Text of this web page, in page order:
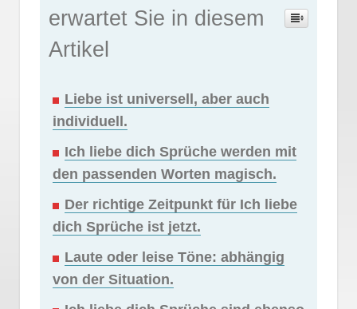
erwartet Sie in diesem
Artikel
Liebe ist universell, aber auch
individuell.
Ich liebe dich Sprüche werden mit
den passenden Worten magisch.
Der richtige Zeitpunkt für Ich liebe
dich Sprüche ist jetzt.
Laute oder leise Töne: abhängig
von der Situation.